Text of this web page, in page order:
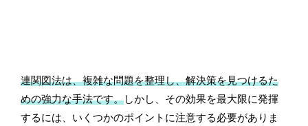
連関図法は、複雑な問題を整理し、解決策を見つけるた
めの強力な手法です。しかし、その効果を最大限に発揮
するには、いくつかのポイントに注意する必要がありま